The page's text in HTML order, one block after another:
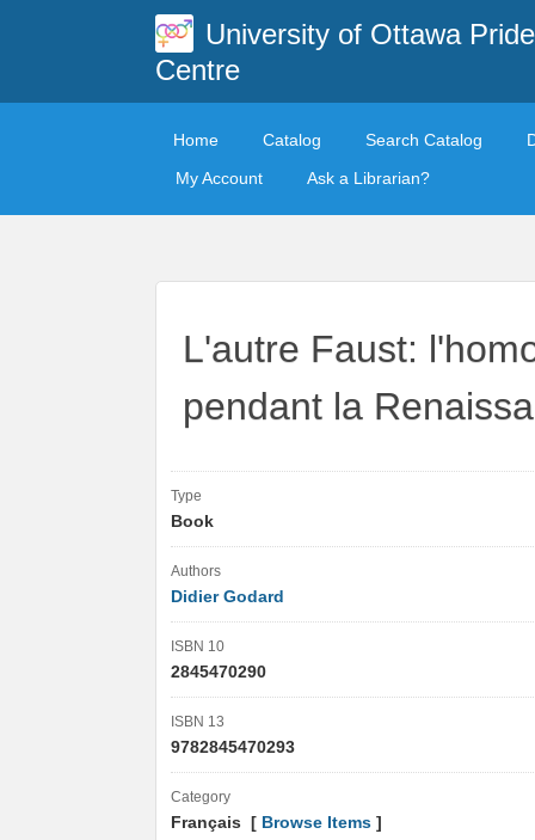
University of Ottawa Pride
Centre
Home Catalog Search Catalog
My Account
Ask a Librarian?
L'autre Faust:
pendant la
Type
Book
Authors
Didier Godard
ISBN 10
2845470290
ISBN 13
9782845470293
Category
Français [ Browse Items ]